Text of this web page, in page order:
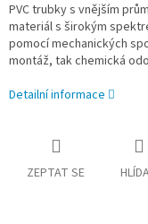
PVC trubky s vnějším
materiál s širokým
pomocí mechanických
montáž, tak chemická
Detailní informace
ZEPTAT SE